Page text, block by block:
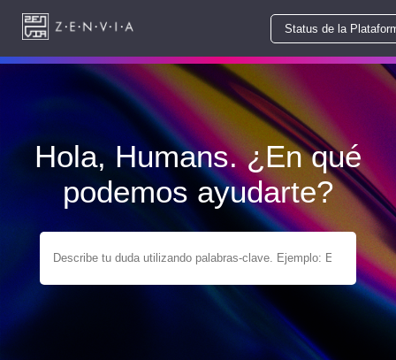
Status de la
Hola, Humans. ¿En qué
podemos ayudarte?